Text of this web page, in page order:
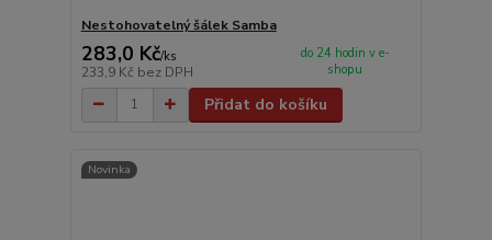
Nestohovatelný šálek Samba
283,0 Kč/ks
233,9 Kč bez DPH
do 24 hodin v e-
shopu
Přidat do košíku
Novinka